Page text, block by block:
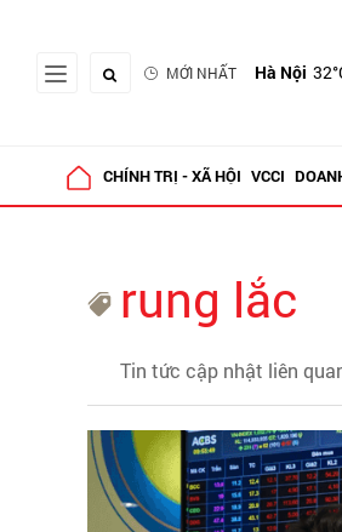
MỚI NHẤT Hà Nội
CHÍNH TRỊ - XÃ HỘI VCCI
rung lắc
Tin tức cập nhật liên